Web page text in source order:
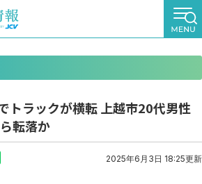
トラックが横転 上越市20代男性
転落か
2025年6月3日 18:25更新